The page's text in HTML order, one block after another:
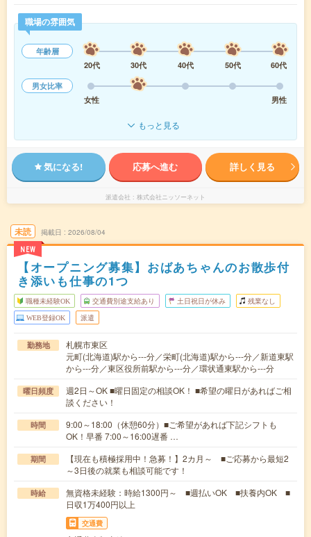
職場の雰囲気
年齢層
20代
30代 40代 50代
60代
男女比率
女性
男性
もっと見る
気になる! 応募へ進む 詳しく見る
派遣会社 株式会社ニッソーネット
未読
NEW
掲載日 2026/08/04
【オープニング募集】おばあちゃんのお散歩付
き添いも仕事の1つ
職種未経験OK 交通費別途支給あり 土日祝日が休み 残業なし
WEB登録OK 派遣
勤務地
札幌市東区
元町(北海道)駅から---分／栄町(北海道)駅から---分／新道東駅
から---分／東区役所前駅から---分／環状通東駅から---分
曜日頻度
週2日～OK ■曜日固定の相談OK！ ■希望の曜日があればご相
談ください！
時間
9:00～18:00（休憩60分）■ご希望があれば下記シフトも
OK！早番 7:00～16:00遅番 …
期間
【現在も積極採用中！急募！】2カ月～ ■ご応募から最短2
～3日後の就業も相談可能です！
時給
無資格未経験：時給1300円～ ■週払いOK ■扶養内OK ■
日収1万400円以上
交通費